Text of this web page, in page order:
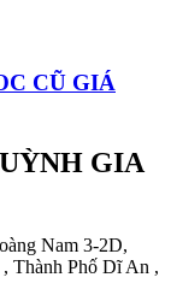
CŨ GIÁ
GIA
Nam 3-2D,
Thành Phố Dĩ An ,